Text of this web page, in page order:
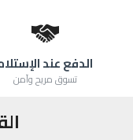
الدفع عند
تسوق مريح وآمن